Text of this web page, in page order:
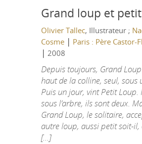
Grand loup et
Olivier Tallec, Illustrateur ;
Cosme | Paris : Père Castor-
| 2008
Depuis toujours, Grand
haut de la colline, seul, sous
Puis un jour, vint Petit Loup.
sous l’arbre, ils sont deux.
Grand Loup, le solitaire,
autre loup, aussi petit soit-il,
[...]